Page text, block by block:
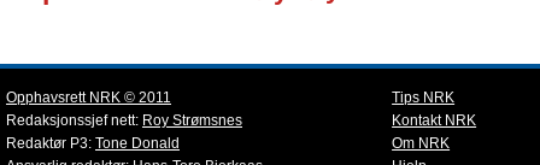
Opphavsrett NRK © 2011
Redaksjonssjef nett: Roy Strømsnes
Redaktør P3: Tone Donald
Tips NRK
Kontakt NRK
Om NRK